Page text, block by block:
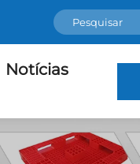
Notícias